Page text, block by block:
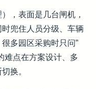
，表面是几台闸机，
兜住人员分级、车辆
多园区采购时只问”
难点在方案设计、多
换。